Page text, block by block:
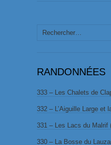
Rechercher :
RANDONNÉES
333 – Les Chalets de
332 – L’Aiguille Large et
331 – Les Lacs du Malrif
330 – La Bosse du